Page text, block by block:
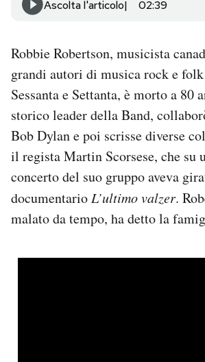
Area Personale
Newsletter
Notifiche mobile
Hai bisogno di aiuto?
Esci
Ascolta l'articolo 02:39
Robbie Robertson, musicista
grandi autori di musica rock e
Sessanta e Settanta, è morto a 80
storico leader della Band,
Bob Dylan e poi scrisse diverse
il regista Martin Scorsese, che su
concerto del suo gruppo aveva
documentarioL’ultimo valzer.
malato da tempo, ha detto la